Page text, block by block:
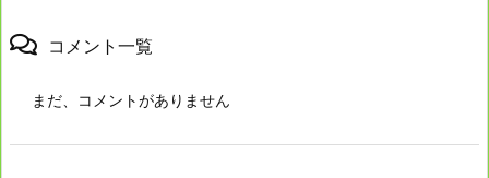
コメント一覧
まだ、コメントがありません